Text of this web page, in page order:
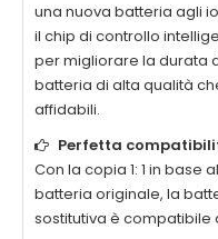
una nuova batteria agli
il chip di controllo
per migliorare la durata
batteria di alta qualità
affidabili.
Perfetta
Con la copia 1: 1 in
batteria originale, la
sostitutiva è compatibile